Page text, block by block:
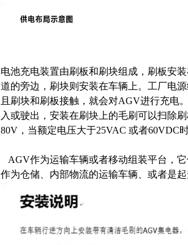
电池充电装置由刷板和刷块组成，刷板安
道的旁边，刷块则安装在车辆上。工厂电
且刷块和刷板接触，就会对AGV进行充电
入或驶出，安装在刷块上的毛刷可以扫除
80V，当额定电压大于25VAC 或者60VDC
AGV作为运输车辆或者移动组装平台，
作为仓储、内部物流的运输车辆、或者是起